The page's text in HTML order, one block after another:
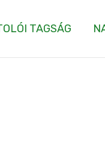
TAGSÁG